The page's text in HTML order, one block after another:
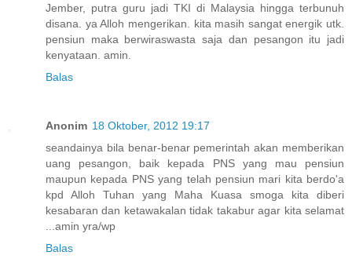
Jember, putra guru jadi TKI di Malaysia hingga terbunuh
disana. ya Alloh mengerikan. kita masih sangat energik utk.
pensiun maka berwiraswasta saja dan pesangon itu jadi
kenyataan. amin.
Balas
Anonim 18 Oktober, 2012 19:17
seandainya bila benar-benar pemerintah akan memberikan
uang pesangon, baik kepada PNS yang mau pensiun
maupun kepada PNS yang telah pensiun mari kita berdo'a
kpd Alloh Tuhan yang Maha Kuasa smoga kita diberi
kesabaran dan ketawakalan tidak takabur agar kita selamat
...amin yra/wp
Balas